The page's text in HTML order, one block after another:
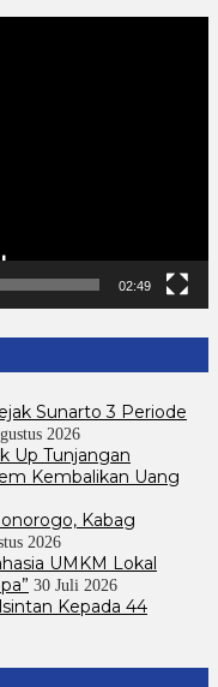
02:49
Sunarto 3 Periode
2026
Up Tunjangan
Kembalikan Uang
Kabag
2026
UMKM Lokal
30 Juli 2026
Kepada 44